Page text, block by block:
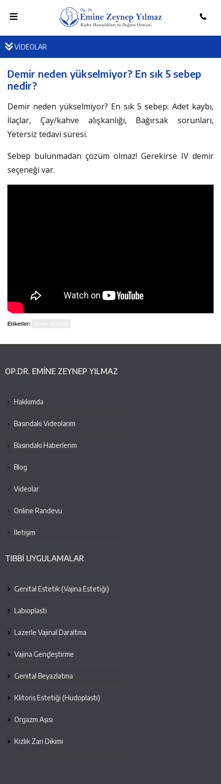
VİDEOLAR
Demir neden yükselmiyor? En sık 5 sebep
nedir?
Demir neden yükselmiyor? En sık 5 sebep: Adet kaybı,
İlaçlar, Çay/kahve alışkanlığı, Bağırsak sorunları,
Yetersiz tedavi süresi.
Sebep bulunmadan çözüm olmaz! Gerekirse IV demir
seçeneği var.
Etiketler:
OP.DR. EMINE ZEYNEP YILMAZ
Hakkımda
Basındaki Videolarım
Basındaki Haberlerim
Blog
Videolar
Online Randevu
İletişim
TIBBİ UYGULAMALAR
Genital Estetik (Vajina Estetiği)
Labioplasti
Lazerle Vajinal Daraltma
Vajina Gençleştirme
Genital Beyazlatma
Klitoris Estetiği (Hudoplasti)
Orgazm Aşısı
Kızlık Zarı Dikimi